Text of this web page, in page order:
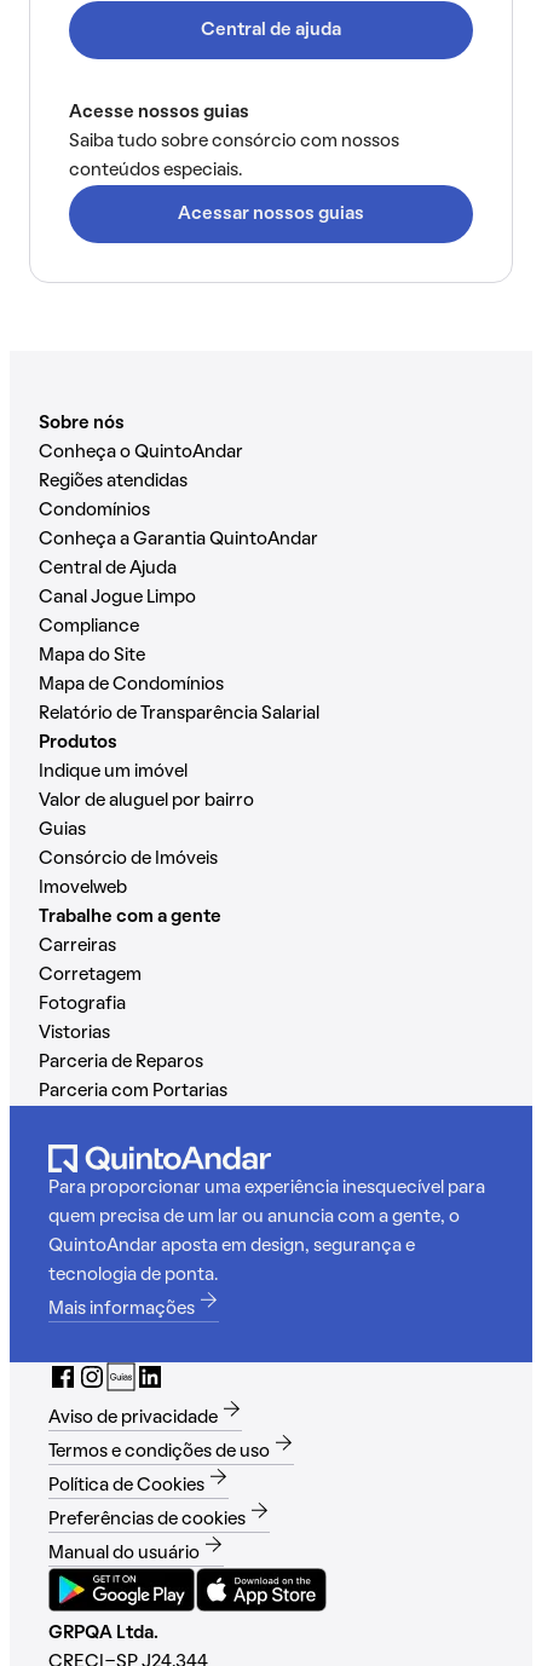
Central de ajuda
Acesse nossos guias
Saiba tudo sobre consórcio com nossos
conteúdos especiais.
Acessar nossos guias
Sobre nós
Conheça o QuintoAndar
Regiões atendidas
Condomínios
Conheça a Garantia QuintoAndar
Central de Ajuda
Canal Jogue Limpo
Compliance
Mapa do Site
Mapa de Condomínios
Relatório de Transparência Salarial
Produtos
Indique um imóvel
Valor de aluguel por bairro
Guias
Consórcio de Imóveis
Imovelweb
Trabalhe com a gente
Carreiras
Corretagem
Fotografia
Vistorias
Parceria de Reparos
Parceria com Portarias
Para proporcionar uma experiência inesquecível para
quem precisa de um lar ou anuncia com a gente, o
QuintoAndar aposta em design, segurança e
tecnologia de ponta.
Mais informações
Aviso de privacidade
Termos e condições de uso
Política de Cookies
Preferências de cookies
Manual do usuário
GRPQA Ltda.